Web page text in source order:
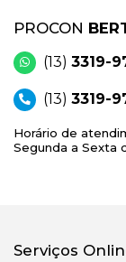
PROCON
(13) 3319-
(13) 3319-
Horário de
Segunda a Sexta
Serviços